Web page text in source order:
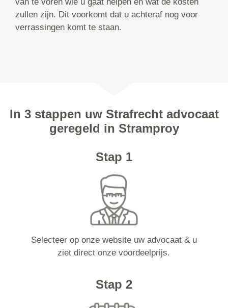
zullen zijn. Dit voorkomt dat u achteraf nog voor
verrassingen komt te staan.
In 3 stappen uw Strafrecht advocaat
geregeld in Stramproy
Stap 1
Selecteer op onze website uw advocaat & u
ziet direct onze voordeelprijs.
Stap 2